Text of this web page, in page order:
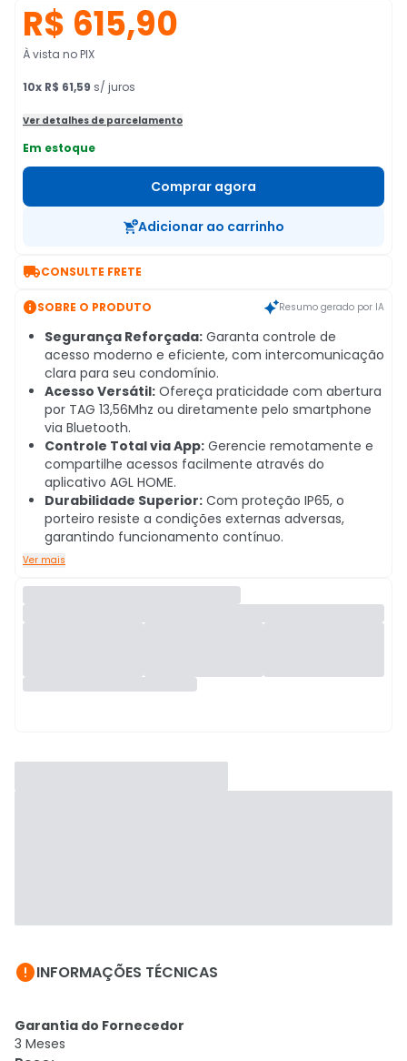
R$ 615,90
À vista no PIX
10x R$ 61,59 s/ juros
Ver detalhes de parcelamento
Em estoque
Comprar agora
Adicionar ao carrinho
CONSULTE FRETE
SOBRE O PRODUTO Resumo gerado por IA
Segurança Reforçada: Garanta controle de
acesso moderno e eficiente, com intercomunicação
clara para seu condomínio.
Acesso Versátil: Ofereça praticidade com abertura
por TAG 13,56Mhz ou diretamente pelo smartphone
via Bluetooth.
Controle Total via App: Gerencie remotamente e
compartilhe acessos facilmente através do
aplicativo AGL HOME.
Durabilidade Superior: Com proteção IP65, o
porteiro resiste a condições externas adversas,
garantindo funcionamento contínuo.
Ver mais
INFORMAÇÕES TÉCNICAS
Garantia do Fornecedor
3 Meses